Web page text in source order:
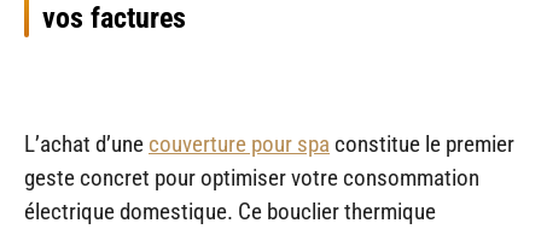
vos factures
L’achat d’une couverture pour spa constitue le premier
geste concret pour optimiser votre consommation
électrique domestique. Ce bouclier thermique